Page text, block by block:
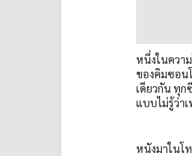
หนึ่งในควา
ของคิมซอน
เดียวกัน ทุ
แบบไม่รู้ว่า
หนังมาในโ